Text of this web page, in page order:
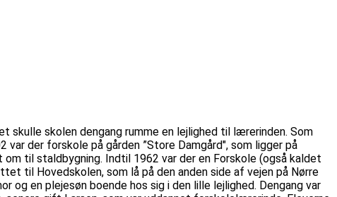
skulle skolen dengang rumme en lejlighed til lærerinden. Som
der forskole på gården ”Store Damgård", som ligger på
til staldbygning. Indtil 1962 var der en Forskole (også kaldet
til Hovedskolen, som lå på den anden side af vejen på Nørre
og en plejesøn boende hos sig i den lille lejlighed. Dengang var